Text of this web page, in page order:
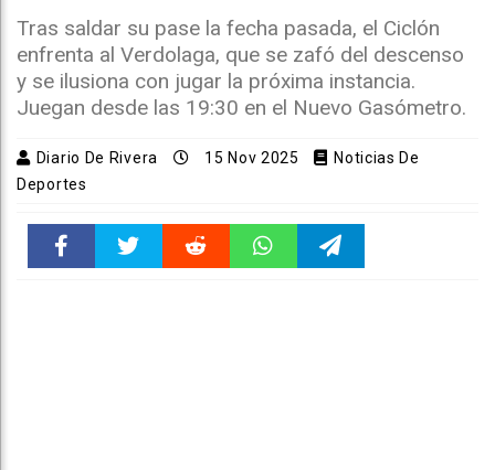
Tras saldar su pase la fecha pasada, el Ciclón
enfrenta al Verdolaga, que se zafó del descenso
y se ilusiona con jugar la próxima instancia.
Juegan desde las 19:30 en el Nuevo Gasómetro.
Diario De Rivera 15 Nov 2025
Noticias De
Deportes